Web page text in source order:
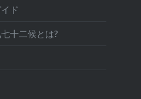
ド
十二候とは?